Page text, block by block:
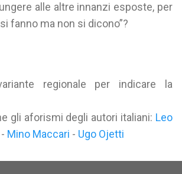
alle altre innanzi esposte, per
fanno ma non si dicono”?
regionale per indicare la
gli aforismi degli autori italiani: Leo
- Mino Maccari - Ugo Ojetti